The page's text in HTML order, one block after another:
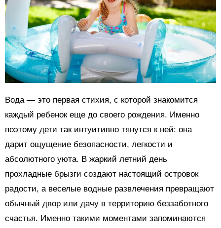
Вода — это первая стихия, с которой знакомится
каждый ребенок еще до своего рождения. Именно
поэтому дети так интуитивно тянутся к ней: она
дарит ощущение безопасности, легкости и
абсолютного уюта. В жаркий летний день
прохладные брызги создают настоящий островок
радости, а веселые водные развлечения превращают
обычный двор или дачу в территорию беззаботного
счастья. Именно такими моментами запоминаются